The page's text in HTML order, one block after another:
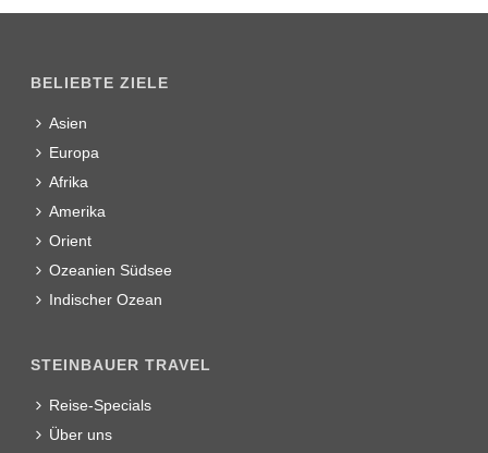
BELIEBTE ZIELE
Asien
Europa
Afrika
Amerika
Orient
Ozeanien Südsee
Indischer Ozean
STEINBAUER TRAVEL
Reise-Specials
Über uns